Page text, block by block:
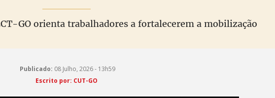
GO orienta trabalhadores a fortalecerem a mobilização
Publicado: 08 Julho, 2026 - 13h59
Escrito por: CUT-GO